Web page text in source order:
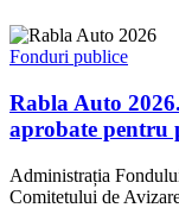
Fonduri publice
Rabla Auto
aprobate pentru
Administrația
Comitetului de